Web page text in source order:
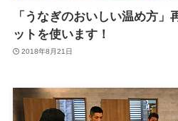
「うなぎのおいしい温め方
ットを使います！
2018年8月21日